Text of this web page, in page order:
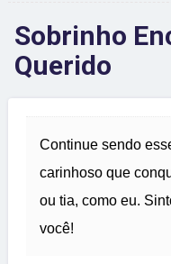
Sobrinho
Querido
Continue sendo
carinhoso que
ou tia, como eu.
você!